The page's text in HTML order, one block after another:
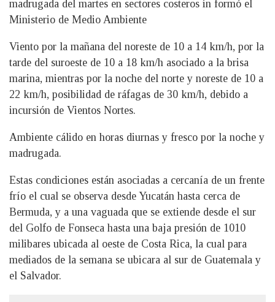
madrugada del martes en sectores costeros in formó el
Ministerio de Medio Ambiente
Viento por la mañana del noreste de 10 a 14 km/h, por la
tarde del suroeste de 10 a 18 km/h asociado a la brisa
marina, mientras por la noche del norte y noreste de 10 a
22 km/h, posibilidad de ráfagas de 30 km/h, debido a
incursión de Vientos Nortes.
Ambiente cálido en horas diurnas y fresco por la noche y
madrugada.
Estas condiciones están asociadas a cercanía de un frente
frío el cual se observa desde Yucatán hasta cerca de
Bermuda, y a una vaguada que se extiende desde el sur
del Golfo de Fonseca hasta una baja presión de 1010
milibares ubicada al oeste de Costa Rica, la cual para
mediados de la semana se ubicara al sur de Guatemala y
el Salvador.